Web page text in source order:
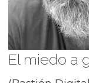
El miedo a